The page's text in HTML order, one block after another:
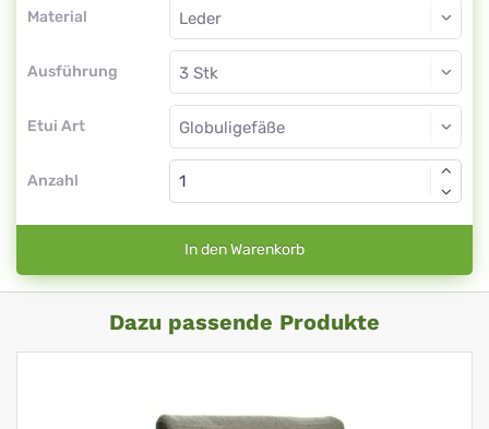
Material
Ausführung
Etui Art
Anzahl
In den Warenkorb
Dazu passende Produkte